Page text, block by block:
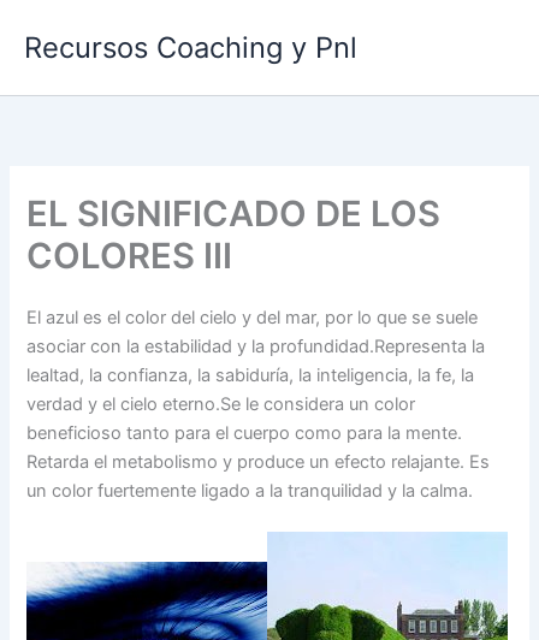
Recursos Coaching y Pnl
EL SIGNIFICADO DE LOS
COLORES III
El azul es el color del cielo y del mar, por lo que se suele
asociar con la estabilidad y la profundidad.Representa la
lealtad, la confianza, la sabiduría, la inteligencia, la fe, la
verdad y el cielo eterno.Se le considera un color
beneficioso tanto para el cuerpo como para la mente.
Retarda el metabolismo y produce un efecto relajante. Es
un color fuertemente ligado a la tranquilidad y la calma.